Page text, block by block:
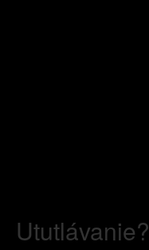
Ututlávanie?